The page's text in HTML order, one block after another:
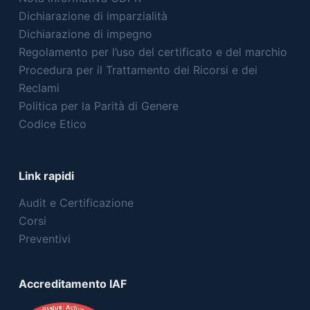
Dichiarazione di imparzialità
Dichiarazione di impegno
Regolamento per l’uso del certificato e del marchio
Procedura per il Trattamento dei Ricorsi e dei
Reclami
Politica per la Parità di Genere
Codice Etico
Link rapidi
Audit e Certificazione
Corsi
Preventivi
Accreditamento IAF